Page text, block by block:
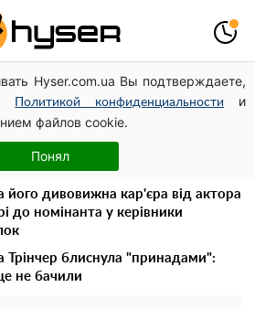
Hyser.com.ua Вы подтверждаете,
Политикой конфиденциальности
и
файлов cookie.
Понял
Конотопський вивів
бюджету через фіктивну фірму в
осколків ОПЗЖ: як "Партія миру"
в інформаційному полі
його дивовижна кар'єра від актора
до номінанта у керівники
Трінчер блиснула "принадами":
не бачили